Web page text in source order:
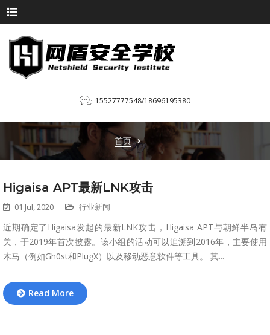
15527777548/18696195380
首页
Higaisa APT最新LNK攻击
01 Jul, 2020 行业新闻
近期确定了Higaisa发起的最新LNK攻击，Higaisa APT与朝鲜半岛有
关，于2019年首次披露。该小组的活动可以追溯到2016年，主要使用
木马（例如Gh0st和PlugX）以及移动恶意软件等工具。 其...
Read More